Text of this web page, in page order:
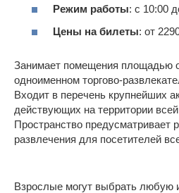
Режим работы: с 10:00
Цены на билеты: от
Занимает помещения площадью
одноименном торгово-
Входит в перечень крупнейших
действующих на территории
Пространство предусматривает
развлечения для посетителей
Взрослые могут выбрать любую